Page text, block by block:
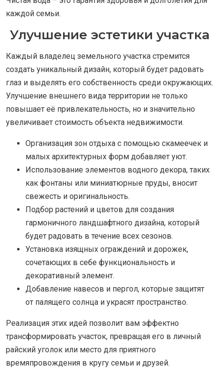
каждой семьи.
Улучшение эстетики участка
Каждый владелец земельного участка стремится
создать уникальный дизайн, который будет радовать
глаз и выделять его собственность среди окружающих.
Улучшение внешнего вида территории не только
повышает её привлекательность, но и значительно
увеличивает стоимость объекта недвижимости.
Организация зон отдыха с помощью скамеечек и
малых архитектурных форм добавляет уют.
Использование элементов водного декора, таких
как фонтаны или миниатюрные пруды, вносит
свежесть и оригинальность.
Подбор растений и цветов для создания
гармоничного ландшафтного дизайна, который
будет радовать в течение всех сезонов.
Установка изящных ограждений и дорожек,
сочетающих в себе функциональность и
декоративный элемент.
Добавление навесов и пергол, которые защитят
от палящего солнца и украсят пространство.
Реализация этих идей позволит вам эффектно
трансформировать участок, превращая его в личный
райский уголок или место для приятного
времяпровождения в кругу семьи и друзей.